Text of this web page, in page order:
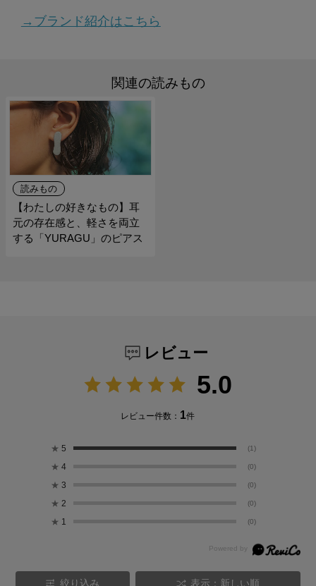
→ブランド紹介はこちら
関連の読みもの
読みもの
【わたしの好きなもの】耳
元の存在感と、軽さを両立
する「YURAGU」のピアス
レビュー
5.0
レビュー件数： 1件
★ 5 (1)
★ 4 (0)
★ 3 (0)
★ 2 (0)
★ 1 (0)
絞り込み 表示：新しい順